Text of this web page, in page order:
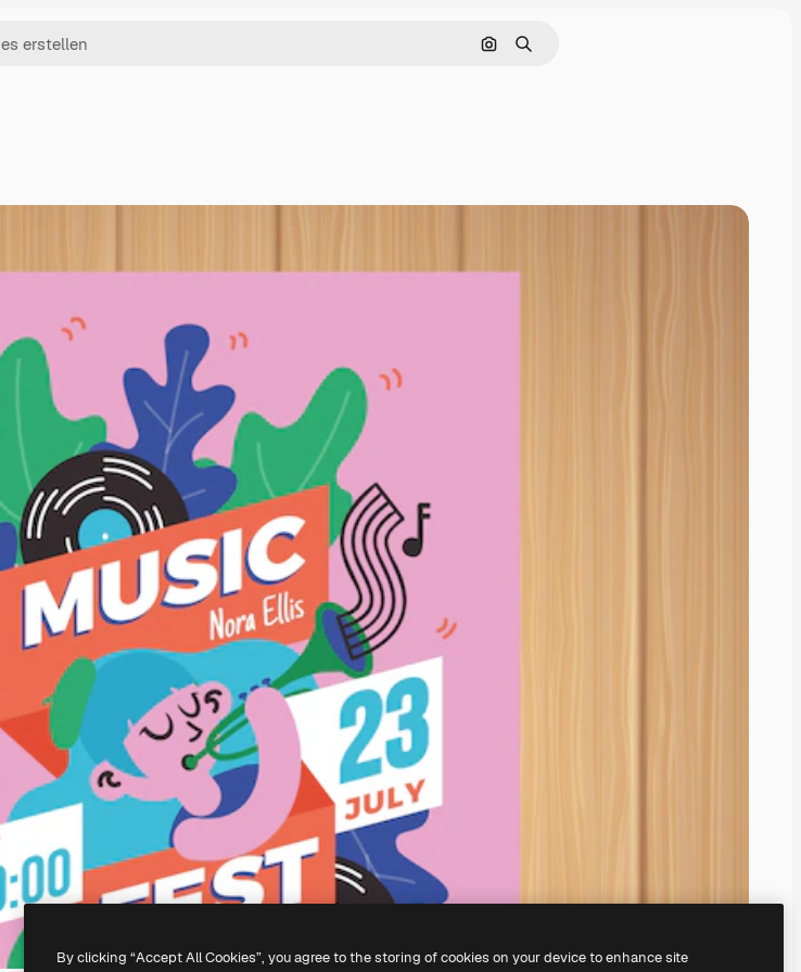
Nach Bild suchen
Suchen
By clicking “Accept All Cookies”, you agree to the storing of cookies on your device to enhance site